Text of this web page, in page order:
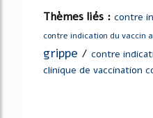
Thèmes liés : contre
contre indication du vaccin
grippe / contre
clinique de vaccination